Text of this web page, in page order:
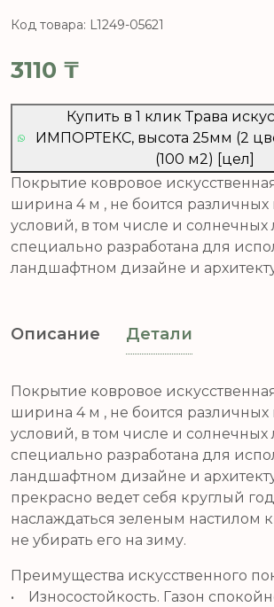
Код товара: L1249-05621
3110 ₸
Купить в 1 клик Трава
ИМПОРТЕКС, высота 25мм (2
(100 м2) [цел]
Покрытие ковровое
ширина 4 м , не боится различных
условий, в том числе и солнечных
специально разработана для
ландшафтном дизайне и
Описание Детали
Покрытие ковровое
ширина 4 м , не боится различных
условий, в том числе и солнечных
специально разработана для
ландшафтном дизайне и
прекрасно ведет себя круглый
наслаждаться зеленым настилом
не убирать его на зиму.
Преимущества искусственного
• Износостойкость. Газон